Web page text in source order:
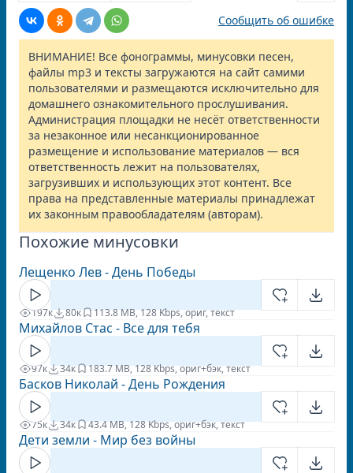
Сообщить об ошибке
ВНИМАНИЕ! Все фонограммы, минусовки песен,
файлы mp3 и тексты загружаются на сайт самими
пользователями и размещаются исключительно для
домашнего ознакомительного прослушивания.
Администрация площадки не несёт ответственности
за незаконное или несанкционированное
размещение и использование материалов — вся
ответственность лежит на пользователях,
загрузивших и использующих этот контент. Все
права на представленные материалы принадлежат
их законным правообладателям (авторам).
Похожие минусовки
Лещенко Лев - День Победы
197к 80к 113.8 MB, 128 Kbps, ориг, текст
Михайлов Стас - Все для тебя
97к 34к 183.7 MB, 128 Kbps, ориг+бэк, текст
Басков Николай - День Рождения
75к 34к 43.4 MB, 128 Kbps, ориг+бэк, текст
Дети земли - Мир без войны